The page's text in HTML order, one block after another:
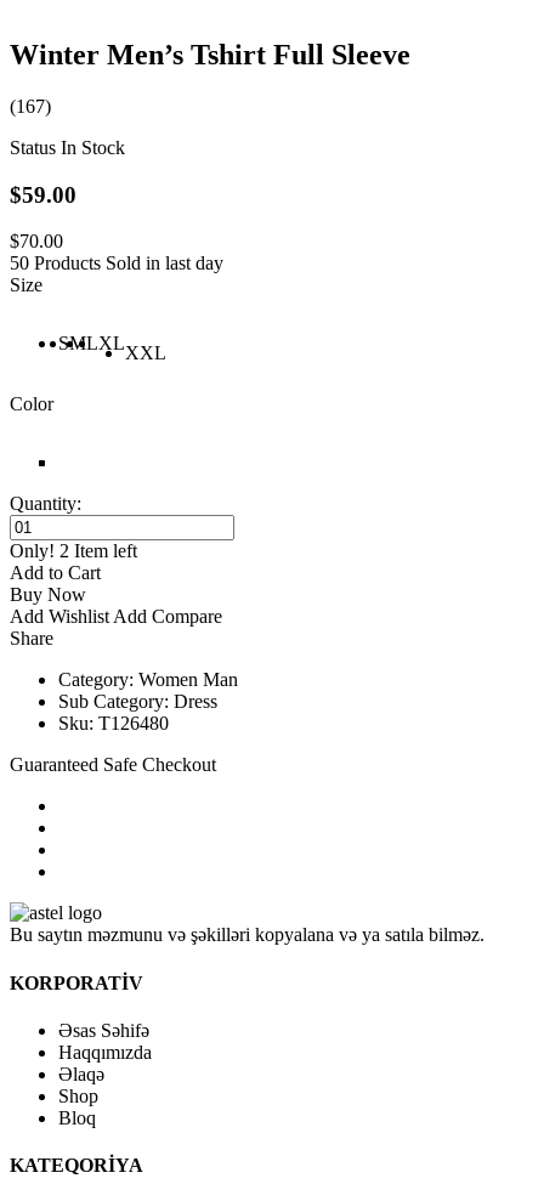
Winter Men’s Tshirt Full Sleeve
(167)
Status In Stock
$59.00
$70.00
50 Products Sold in last day
Size
SMLXLXXL
Color
Quantity:
Only! 2 Item left
Add to Cart
Buy Now
Add Wishlist Add Compare
Share
Category: Women Man
Sub Category: Dress
Sku: T126480
Guaranteed Safe Checkout
Bu saytın məzmunu və şəkilləri kopyalana və ya satıla bilməz.
KORPORATİV
Əsas Səhifə
Haqqımızda
Əlaqə
Shop
Bloq
KATEQORİYA